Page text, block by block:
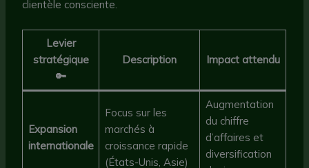
clientèle consciente.
Levier
stratégique
🔑
Description Impact attendu
Expansion
internationale
Focus sur les
marchés à
croissance rapide
(États-Unis, Asie)
Augmentation
du chiffre
d’affaires et
diversification